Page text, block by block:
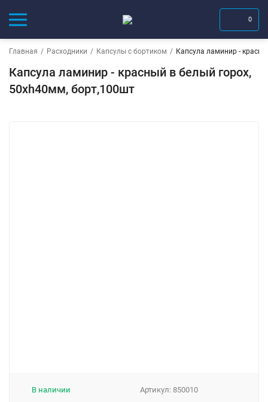
0
Главная / Расходники / Капсулы с бортиком / Капсула ламинир -
Капсула ламинир - красный в белый горох,
50хh40мм, борт,100шт
Артикул: 850010
В наличии